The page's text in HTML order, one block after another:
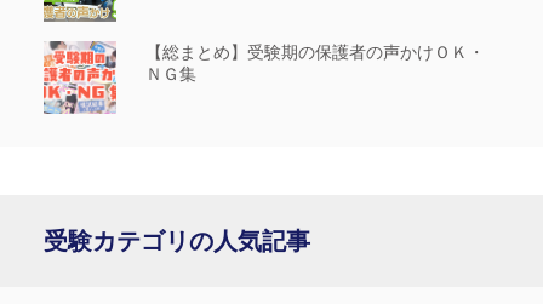
【総まとめ】受験期の保護者の声かけＯＫ・
ＮＧ集
受験カテゴリの人気記事